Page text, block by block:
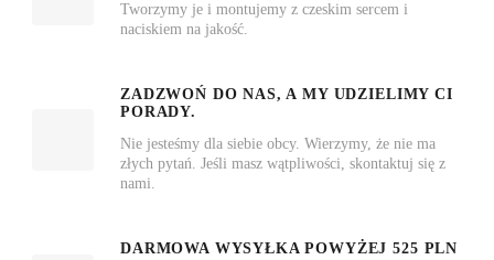
Tworzymy je i montujemy z czeskim sercem i
naciskiem na jakość.
ZADZWOŃ DO NAS, A MY UDZIELIMY CI
PORADY.
Nie jesteśmy dla siebie obcy. Wierzymy, że nie ma
złych pytań. Jeśli masz wątpliwości, skontaktuj się z
nami.
DARMOWA WYSYŁKA POWYŻEJ 525 PLN